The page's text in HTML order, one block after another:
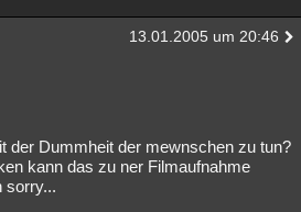
13.01.2005 um 20:46
der Dummheit der mewnschen zu tun?
kann das zu ner Filmaufnahme
sorry...